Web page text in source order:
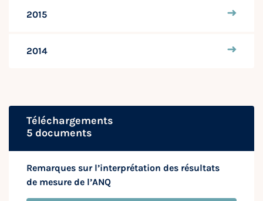
2015
2014
Téléchargements
5 documents
Remarques sur l’interprétation des résultats
de mesure de l’ANQ